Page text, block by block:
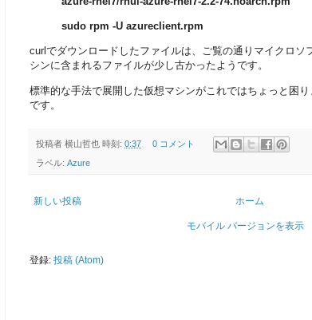
sudo rpm -U azureclient.rpm
curlでダウンロードしたファイルは、ご覧の通りマイクロソ
シンに含まれるファイルが少し古かったようです。
標準的な手法で展開した仮想マシンがこれではちょっと困
です。
投稿者 横山哲也 時刻: 0:37 0 コメント
ラベル: Azure
新しい投稿 ホーム
モバイル バージョンを表示
登録: 投稿 (Atom)